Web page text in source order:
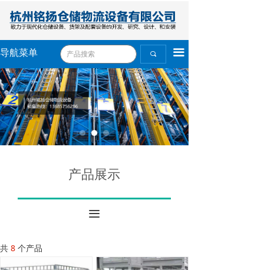
끠 끀
导航菜单
끀
产品展示
共 8 个产品